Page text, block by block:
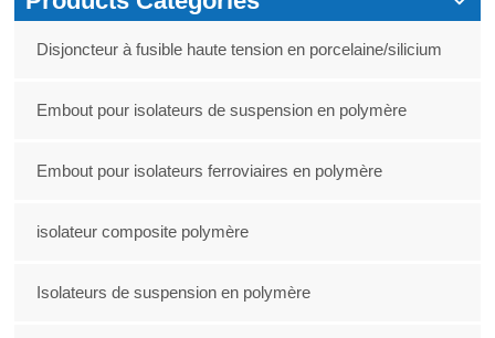
Disjoncteur à fusible haute tension en porcelaine/silicium
Embout pour isolateurs de suspension en polymère
Embout pour isolateurs ferroviaires en polymère
isolateur composite polymère
Isolateurs de suspension en polymère